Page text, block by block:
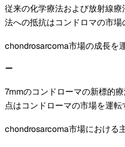
従来の化学療法および放射線
法への抵抗はコンドロマの市場
chondrosarcoma市場の成長を
7mmのコンドローマの新標的
点はコンドローマの市場を運転
chondrosarcoma市場における